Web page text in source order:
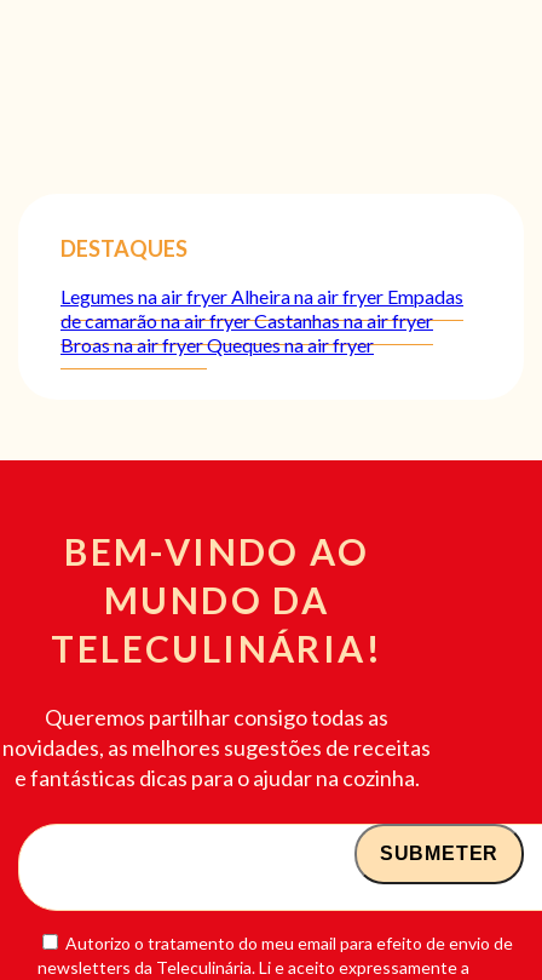
DESTAQUES
Legumes na air fryerAlheira na air fryer Empadas
de camarão na air fryerCastanhas na air fryer
Broas na air fryerQueques na air fryer
BEM-VINDO AO
MUNDO DA
TELECULINÁRIA!
Queremos partilhar consigo todas as
novidades, as melhores sugestões de receitas
e fantásticas dicas para o ajudar na cozinha.
Autorizo o tratamento do meu email para efeito de envio de
newsletters da Teleculinária. Li e aceito expressamente a